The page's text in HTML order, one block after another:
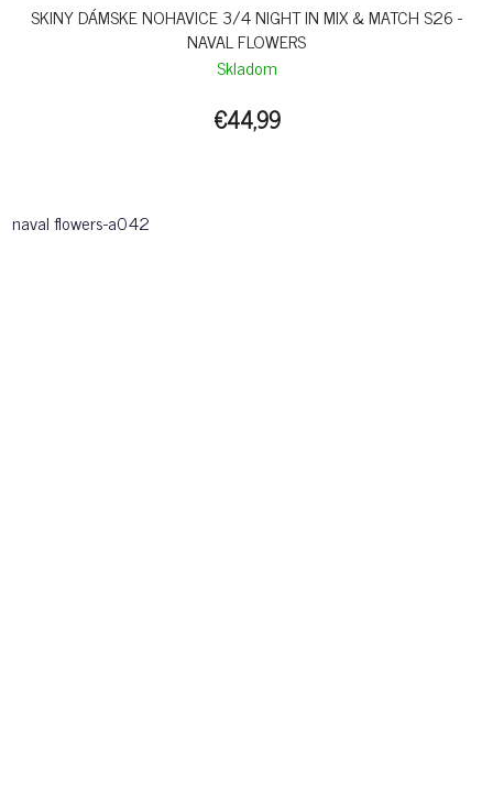
SKINY DÁMSKE NOHAVICE 3/4 NIGHT IN MIX & MATCH S26 -
NAVAL FLOWERS
Skladom
€44,99
naval flowers-a042